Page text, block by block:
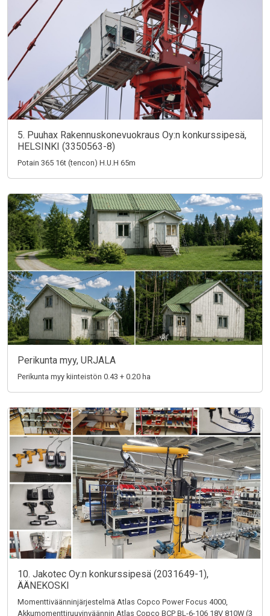
5. Puuhax Rakennuskonevuokraus Oy:n konkurssipesä,
HELSINKI (3350563-8)
Potain 365 16t (tencon) H.U.H 65m
Perikunta myy, URJALA
Perikunta myy kiinteistön 0.43 + 0.20 ha
10. Jakotec Oy:n konkurssipesä (2031649-1),
ÄÄNEKOSKI
Momenttiväänninjärjestelmä Atlas Copco Power Focus 4000,
Akkumomenttiruuvinväännin Atlas Copco BCP BL-6-106 18V 810W (3